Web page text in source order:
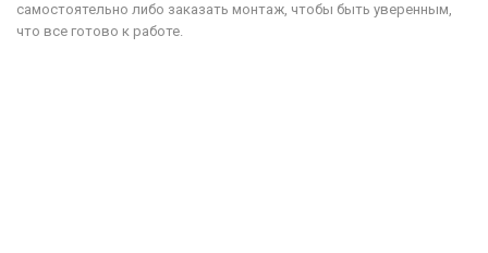
самостоятельно либо заказать монтаж, чтобы быть уверенным,
что все готово к работе.